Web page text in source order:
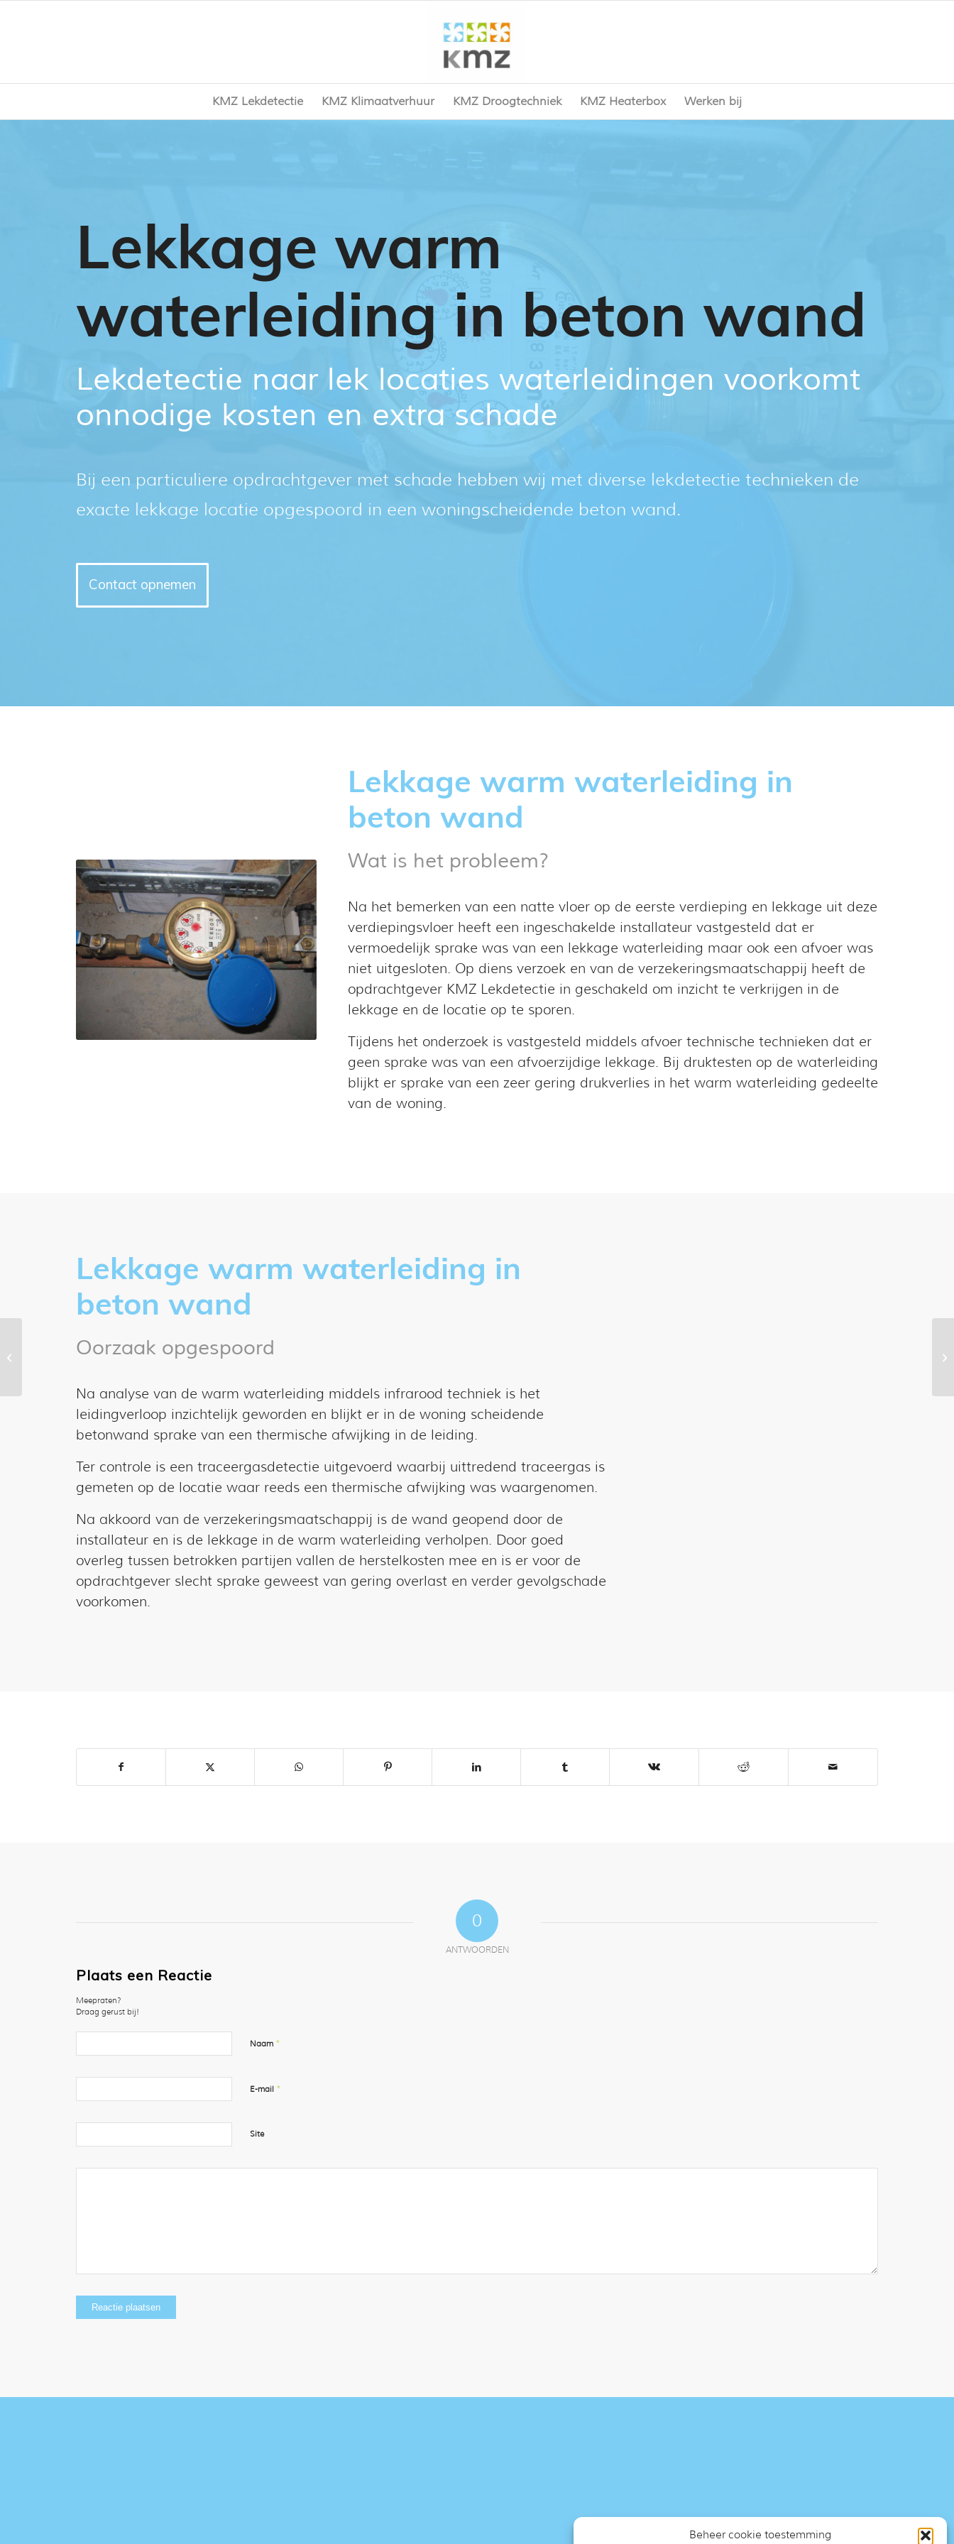
Beheer cookie toestemming
KMZ Lekdetectie KMZ Klimaatverhuur KMZ Droogtechniek KMZ Heaterbox Werken bij
Lekkage warm
waterleiding in beton wand
Lekdetectie naar lek locaties waterleidingen voorkomt
onnodige kosten en extra schade
Bij een particuliere opdrachtgever met schade hebben wij met diverse lekdetectie technieken de
exacte lekkage locatie opgespoord in een woningscheidende beton wand.
Contact opnemen
Lekkage warm waterleiding in
beton wand
Wat is het probleem?
Na het bemerken van een natte vloer op de eerste verdieping en lekkage uit deze
verdiepingsvloer heeft een ingeschakelde installateur vastgesteld dat er
vermoedelijk sprake was van een lekkage waterleiding maar ook een afvoer was
niet uitgesloten. Op diens verzoek en van de verzekeringsmaatschappij heeft de
opdrachtgever KMZ Lekdetectie in geschakeld om inzicht te verkrijgen in de
lekkage en de locatie op te sporen.
Tijdens het onderzoek is vastgesteld middels afvoer technische technieken dat er
geen sprake was van een afvoerzijdige lekkage. Bij druktesten op de waterleiding
blijkt er sprake van een zeer gering drukverlies in het warm waterleiding gedeelte
van de woning.
Lekkage warm waterleiding in
beton wand
Oorzaak opgespoord
Na analyse van de warm waterleiding middels infrarood techniek is het
leidingverloop inzichtelijk geworden en blijkt er in de woning scheidende
betonwand sprake van een thermische afwijking in de leiding.
Ter controle is een traceergasdetectie uitgevoerd waarbij uittredend traceergas is
gemeten op de locatie waar reeds een thermische afwijking was waargenomen.
Na akkoord van de verzekeringsmaatschappij is de wand geopend door de
installateur en is de lekkage in de warm waterleiding verholpen. Door goed
overleg tussen betrokken partijen vallen de herstelkosten mee en is er voor de
opdrachtgever slecht sprake geweest van gering overlast en verder gevolgschade
voorkomen.
0
ANTWOORDEN
Plaats een Reactie
Meepraten?
Draag gerust bij!
Naam *
E-mail *
Site
Lekkage koolmonoxide